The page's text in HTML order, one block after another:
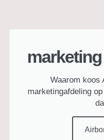
Waarom koos
marketingafdeling